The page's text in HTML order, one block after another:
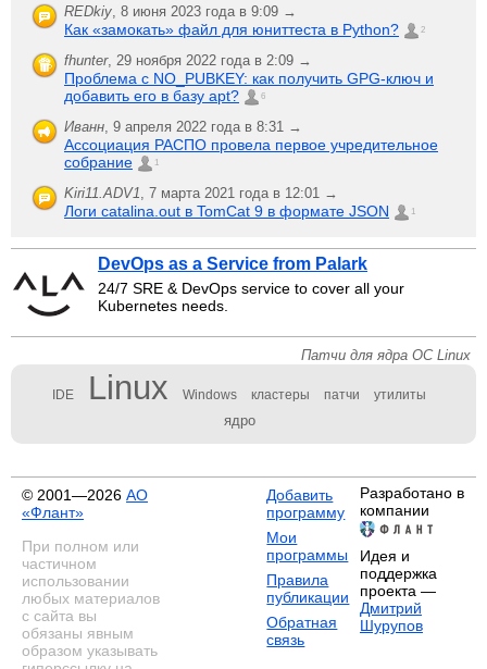
REDkiy, 8 июня 2023 года в 9:09 →
Как «замокать» файл для юниттеста в Python? 2
fhunter, 29 ноября 2022 года в 2:09 →
Проблема с NO_PUBKEY: как получить GPG-ключ и
добавить его в базу apt?
6
Иванн, 9 апреля 2022 года в 8:31 →
Ассоциация РАСПО провела первое учредительное
собрание
1
Kiri11.ADV1, 7 марта 2021 года в 12:01 →
Логи catalina.out в TomCat 9 в формате JSON 1
DevOps as a Service from Palark
24/7 SRE & DevOps service to cover all your
Kubernetes needs.
Патчи для ядра ОС Linux
IDE Linux Windows кластеры патчи утилиты
ядро
© 2001—2026 АО
«Флант»
При полном или
частичном
использовании
любых материалов
с сайта вы
обязаны явным
образом указывать
Добавить
программу
Мои
программы
Правила
публикации
Обратная
связь
Разработано в
компании
Идея и
поддержка
проекта —
Дмитрий
Шурупов